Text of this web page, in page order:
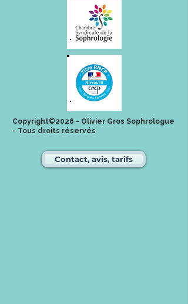
Copyright©2026 - Olivier Gros Sophrologue
- Tous droits réservés
Contact, avis, tarifs